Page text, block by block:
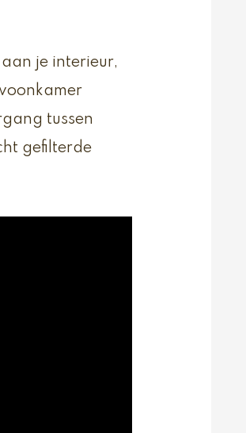
je interieur,
tussen
gefilterde